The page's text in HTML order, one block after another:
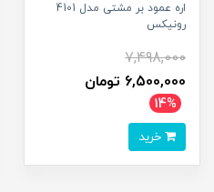
اره عمود بر مشتی مدل 4101
رونیکس
7,498,000
6,500,000 تومان
14%